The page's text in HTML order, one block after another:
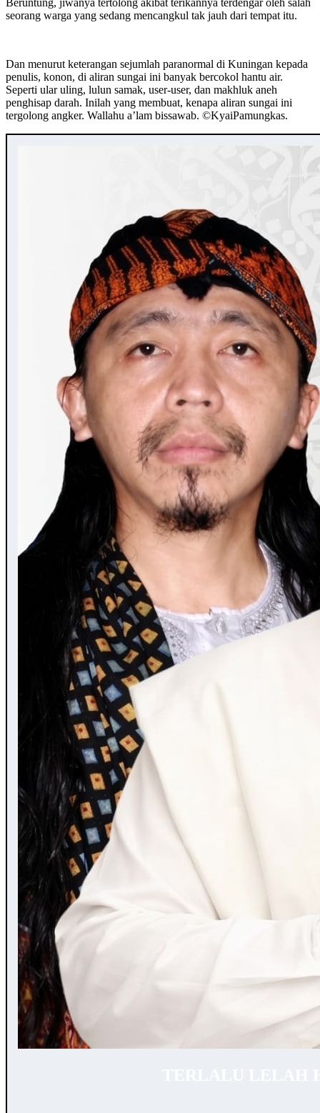
Beruntung, jiwanya tertolong akibat terikannya terdengar oleh salah
seorang warga yang sedang mencangkul tak jauh dari tempat itu.
Dan menurut keterangan sejumlah paranormal di Kuningan kepada
penulis, konon, di aliran sungai ini banyak bercokol hantu air.
Seperti ular uling, lulun samak, user-user, dan makhluk aneh
penghisap darah. Inilah yang membuat, kenapa aliran sungai ini
tergolong angker. Wallahu a’lam bissawab. ©️KyaiPamungkas.